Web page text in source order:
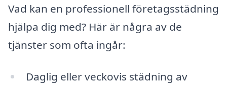
Vad kan en professionell företagsstädning
hjälpa dig med? Här är några av de
tjänster som ofta ingår:
Daglig eller veckovis städning av